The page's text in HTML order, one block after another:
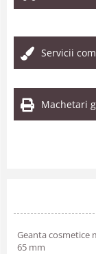
Servicii
Machetari
Geanta cosmetice
65 mm